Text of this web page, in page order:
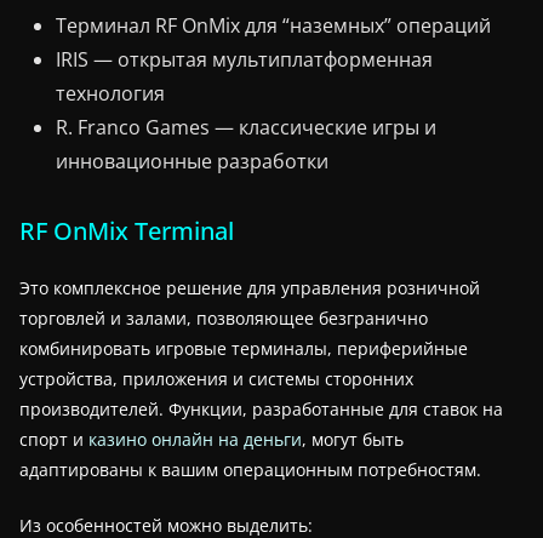
Терминал RF OnMix для “наземных” операций
IRIS — открытая мультиплатформенная
технология
R. Franco Games — классические игры и
инновационные разработки
RF OnMix Terminal
Это комплексное решение для управления розничной
торговлей и залами, позволяющее безгранично
комбинировать игровые терминалы, периферийные
устройства, приложения и системы сторонних
производителей. Функции, разработанные для ставок на
спорт и казино онлайн на деньги, могут быть
адаптированы к вашим операционным потребностям.
Из особенностей можно выделить: